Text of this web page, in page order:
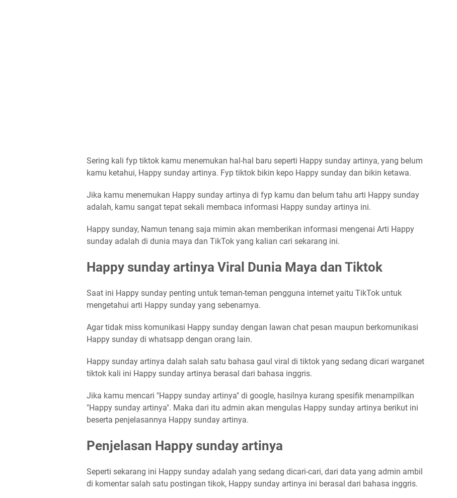
Sering kali fyp tiktok kamu menemukan hal-hal baru seperti Happy sunday artinya, yang belum
kamu ketahui, Happy sunday artinya. Fyp tiktok bikin kepo Happy sunday dan bikin ketawa.
Jika kamu menemukan Happy sunday artinya di fyp kamu dan belum tahu arti Happy sunday
adalah, kamu sangat tepat sekali membaca informasi Happy sunday artinya ini.
Happy sunday, Namun tenang saja mimin akan memberikan informasi mengenai Arti Happy
sunday adalah di dunia maya dan TikTok yang kalian cari sekarang ini.
Happy sunday artinya Viral Dunia Maya dan Tiktok
Saat ini Happy sunday penting untuk teman-teman pengguna internet yaitu TikTok untuk
mengetahui arti Happy sunday yang sebenarnya.
Agar tidak miss komunikasi Happy sunday dengan lawan chat pesan maupun berkomunikasi
Happy sunday di whatsapp dengan orang lain.
Happy sunday artinya dalah salah satu bahasa gaul viral di tiktok yang sedang dicari warganet
tiktok kali ini Happy sunday artinya berasal dari bahasa inggris.
Jika kamu mencari "Happy sunday artinya" di google, hasilnya kurang spesifik menampilkan
"Happy sunday artinya". Maka dari itu admin akan mengulas Happy sunday artinya berikut ini
beserta penjelasannya Happy sunday artinya.
Penjelasan Happy sunday artinya
Seperti sekarang ini Happy sunday adalah yang sedang dicari-cari, dari data yang admin ambil
di komentar salah satu postingan tikok, Happy sunday artinya ini berasal dari bahasa inggris.